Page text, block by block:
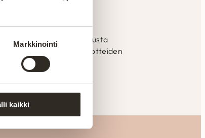
Markkinointi
kaikki
Kajaanin tehtaalla alusta
laadun valvonnan ja tuotteiden